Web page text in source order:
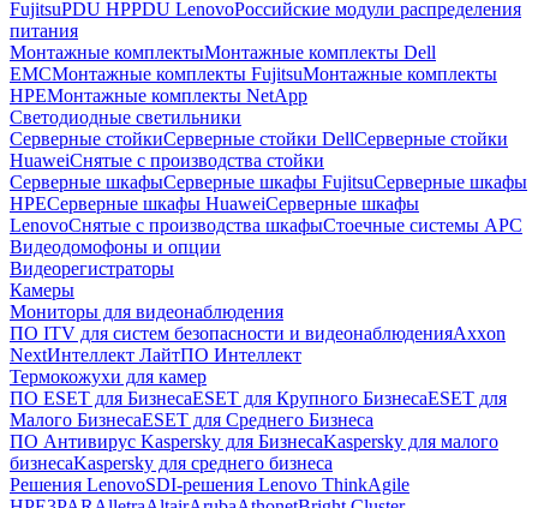
FujitsuPDU HPPDU LenovoРоссийские модули распределения
питания
Монтажные комплектыМонтажные комплекты Dell
EMCМонтажные комплекты FujitsuМонтажные комплекты
HPEМонтажные комплекты NetApp
Светодиодные светильники
Серверные стойкиСерверные стойки DellСерверные стойки
HuaweiСнятые с производства стойки
Серверные шкафыСерверные шкафы FujitsuСерверные шкафы
HPEСерверные шкафы HuaweiСерверные шкафы
LenovoСнятые с производства шкафыСтоечные системы APC
Видеодомофоны и опции
Видеорегистраторы
Камеры
Мониторы для видеонаблюдения
ПО ITV для систем безопасности и видеонаблюденияAxxon
NextИнтеллект ЛайтПО Интеллект
Термокожухи для камер
ПО ESET для БизнесаESET для Крупного БизнесаESET для
Малого БизнесаESET для Среднего Бизнеса
ПО Антивирус Kaspersky для БизнесаKaspersky для малого
бизнесаKaspersky для среднего бизнеса
Решения LenovoSDI-решения Lenovo ThinkAgile